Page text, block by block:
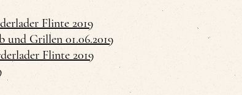
Flinte 2019
Grillen 01.06.2019
Flinte 2019